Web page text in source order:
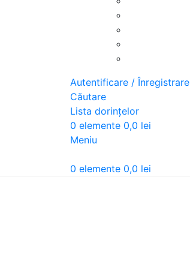
Autentificare / Înregistrare
Căutare
Lista dorințelor
0 elemente 0,0 lei
Meniu
0 elemente 0,0 lei